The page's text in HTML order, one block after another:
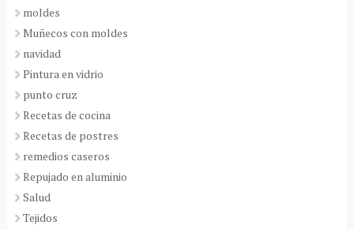
moldes
Muñecos con moldes
navidad
Pintura en vidrio
punto cruz
Recetas de cocina
Recetas de postres
remedios caseros
Repujado en aluminio
Salud
Tejidos